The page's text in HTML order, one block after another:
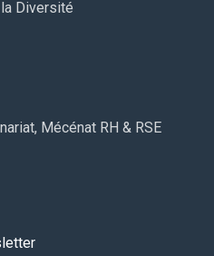
Diversité
Mécénat RH & RSE